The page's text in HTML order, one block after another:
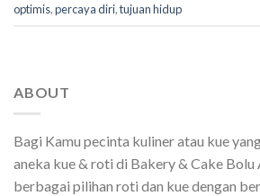
optimis,percaya diri,tujuan hidup
ABOUT
Bagi Kamu pecinta kuliner atau kue
aneka kue & roti di Bakery & Cake Bolu
berbagai pilihan roti dan kue dengan